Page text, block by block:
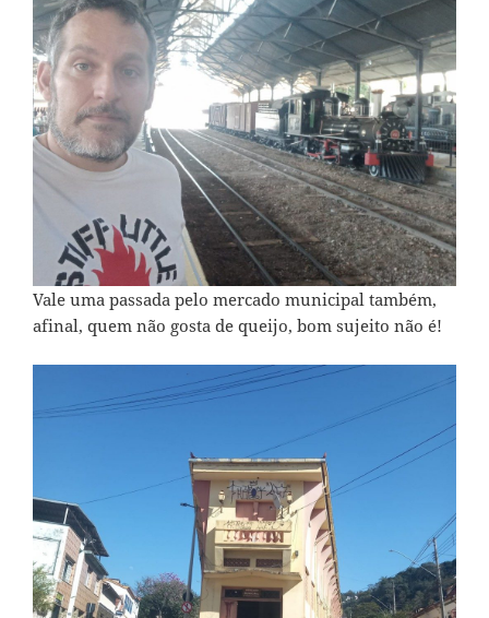
Vale uma passada pelo mercado municipal também,
afinal, quem não gosta de queijo, bom sujeito não é!